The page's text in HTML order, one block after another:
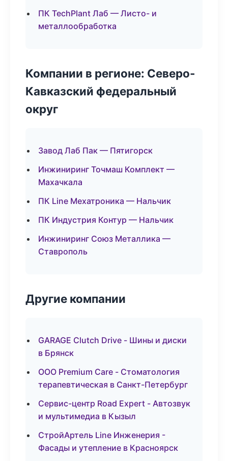
ПК TechPlant Лаб — Листо- и
металлообработка
Компании в регионе: Северо-
Кавказский федеральный
округ
Завод Лаб Пак — Пятигорск
Инжиниринг Точмаш Комплект —
Махачкала
ПК Line Мехатроника — Нальчик
ПК Индустрия Контур — Нальчик
Инжиниринг Союз Металлика —
Ставрополь
Другие компании
GARAGE Clutch Drive - Шины и диски
в Брянск
ООО Premium Care - Стоматология
терапевтическая в Санкт-Петербург
Сервис-центр Road Expert - Автозвук
и мультимедиа в Кызыл
СтройАртель Line Инженерия -
Фасады и утепление в Красноярск